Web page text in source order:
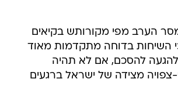
הערב מפי מקורותש בקיאים
השיחות בדוחה מתקדמות מאוד
להסכם, אם לא תהיה
מצידה של ישראל ברגעים